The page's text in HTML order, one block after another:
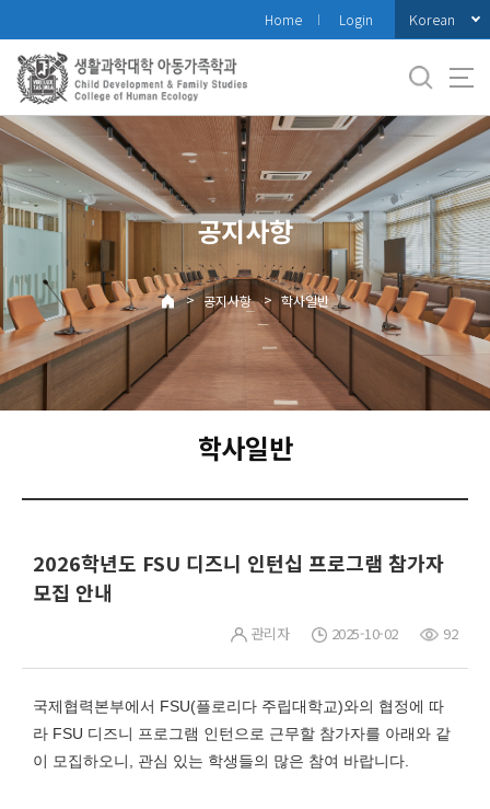
로
메
뉴
Home Login Korean
공지사항
> 공지사항 > 학사일반
학사일반
2026학년도 FSU 디즈니 인턴십 프로그램 참가자
모집 안내
관리자 2025-10-02 92
국제협력본부에서 FSU(플로리다 주립대학교)와의 협정에 따
라 FSU 디즈니 프로그램 인턴으로 근무할 참가자를 아래와 같
이 모집하오니, 관심 있는 학생들의 많은 참여 바랍니다.